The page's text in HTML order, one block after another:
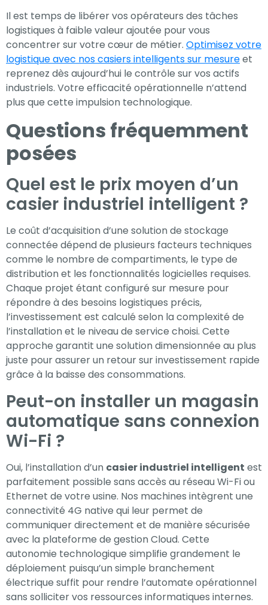
Il est temps de libérer vos opérateurs des tâches
logistiques à faible valeur ajoutée pour vous
concentrer sur votre cœur de métier. Optimisez votre
logistique avec nos casiers intelligents sur mesureet
reprenez dès aujourd’hui le contrôle sur vos actifs
industriels. Votre efficacité opérationnelle n’attend
plus que cette impulsion technologique.
Questions fréquemment
posées
Quel est le prix moyen d’un
casier industriel intelligent ?
Le coût d’acquisition d’une solution de stockage
connectée dépend de plusieurs facteurs techniques
comme le nombre de compartiments, le type de
distribution et les fonctionnalités logicielles requises.
Chaque projet étant configuré sur mesure pour
répondre à des besoins logistiques précis,
l’investissement est calculé selon la complexité de
l’installation et le niveau de service choisi. Cette
approche garantit une solution dimensionnée au plus
juste pour assurer un retour sur investissement rapide
grâce à la baisse des consommations.
Peut-on installer un magasin
automatique sans connexion
Wi-Fi ?
Oui, l’installation d’un casier industriel intelligent est
parfaitement possible sans accès au réseau Wi-Fi ou
Ethernet de votre usine. Nos machines intègrent une
connectivité 4G native qui leur permet de
communiquer directement et de manière sécurisée
avec la plateforme de gestion Cloud. Cette
autonomie technologique simplifie grandement le
déploiement puisqu’un simple branchement
électrique suffit pour rendre l’automate opérationnel
sans solliciter vos ressources informatiques internes.